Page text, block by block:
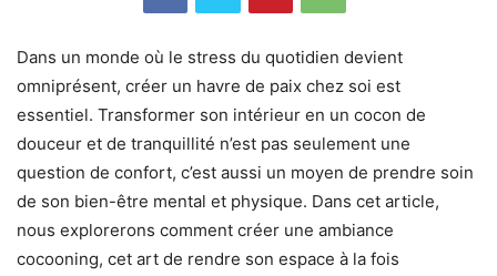
Dans un monde où le stress du quotidien devient
omniprésent, créer un havre de paix chez soi est
essentiel. Transformer son intérieur en un cocon de
douceur et de tranquillité n’est pas seulement une
question de confort, c’est aussi un moyen de prendre soin
de son bien-être mental et physique. Dans cet article,
nous explorerons comment créer une ambiance
cocooning, cet art de rendre son espace à la fois